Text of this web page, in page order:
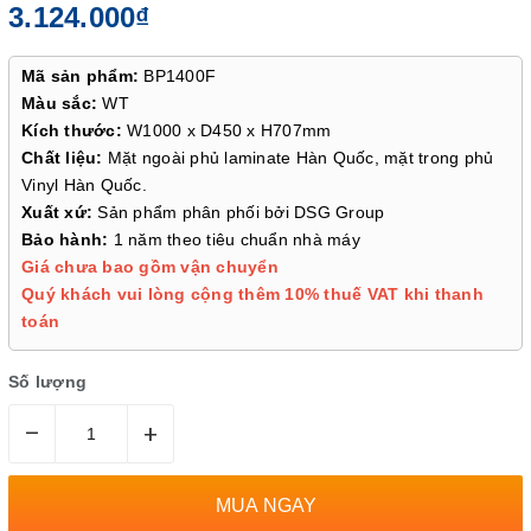
3.124.000₫
Mã sản phẩm: BP1400F
Màu sắc: WT
Kích thước: W1000 x D450 x H707mm
Chất liệu: Mặt ngoài phủ laminate Hàn Quốc, mặt trong phủ
Vinyl Hàn Quốc.
Xuất xứ: Sản phẩm phân phối bởi DSG Group
Bảo hành: 1 năm theo tiêu chuẩn nhà máy
Giá chưa bao gồm vận chuyển
Quý khách vui lòng cộng thêm 10% thuế VAT khi thanh
toán
Số lượng
– +
MUA NGAY